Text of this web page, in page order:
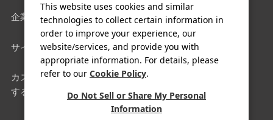
企業情報 採用情報
サイトマップ 利用規約
カスタマーハラスメントに対
する基本方針
クッキー設定
This website uses cookies and similar
technologies to collect certain information in
order to improve your experience, our
website/services, and provide you with
appropriate information. For details, please
refer to our Cookie Policy.
Do Not Sell or Share My Personal
Information